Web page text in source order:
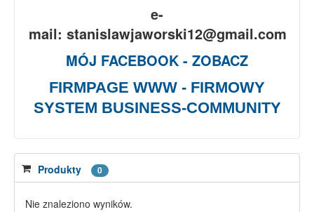
e-
mail: stanislawjaworski12@gmail.com
MÓJ FACEBOOK - ZOBACZ
FIRMPAGE WWW - FIRMOWY
SYSTEM BUSINESS-COMMUNITY
Produkty 0
Nie znaleziono wyników.